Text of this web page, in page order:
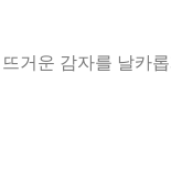
거운 감자를 날카